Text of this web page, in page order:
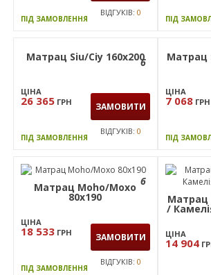
ПІД ЗАМОВЛЕННЯ
ВІДГУКІВ:0
ПІД
6
Матрац Siu/Сіу 160х200
ЦІНА
26 365 ГРН ЗАМОВИТИ
ПІД ЗАМОВЛЕННЯ
ВІДГУКІВ:0
Матрац
ЦІНА
7 068 ГРН
ПІД
6
Матрац Moho/Мохо
80х190
ЦІНА
18 533 ГРН ЗАМОВИТИ
ПІД ЗАМОВЛЕННЯ
ВІДГУКІВ:0
Матрац
/
ЦІНА
14 904